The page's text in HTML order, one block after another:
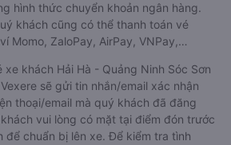
hình thức chuyển khoản ngân hàng.
khách cũng có thể thanh toán vé
Momo, ZaloPay, AirPay, VNPay,…
xe khách Hải Hà - Quảng Ninh Sóc Sơn
sẽ gửi tin nhắn/email xác nhận
thoại/email mà quý khách đã đăng
vui lòng có mặt tại điểm đón trước
để chuẩn bị lên xe. Để kiểm tra tình